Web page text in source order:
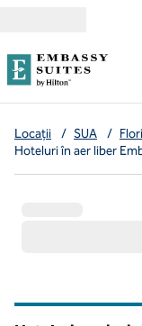
Locații / SUA /
Hoteluri în aer liber